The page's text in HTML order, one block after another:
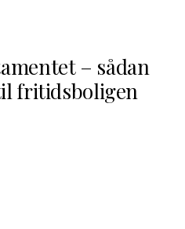
– sådan
fritidsboligen